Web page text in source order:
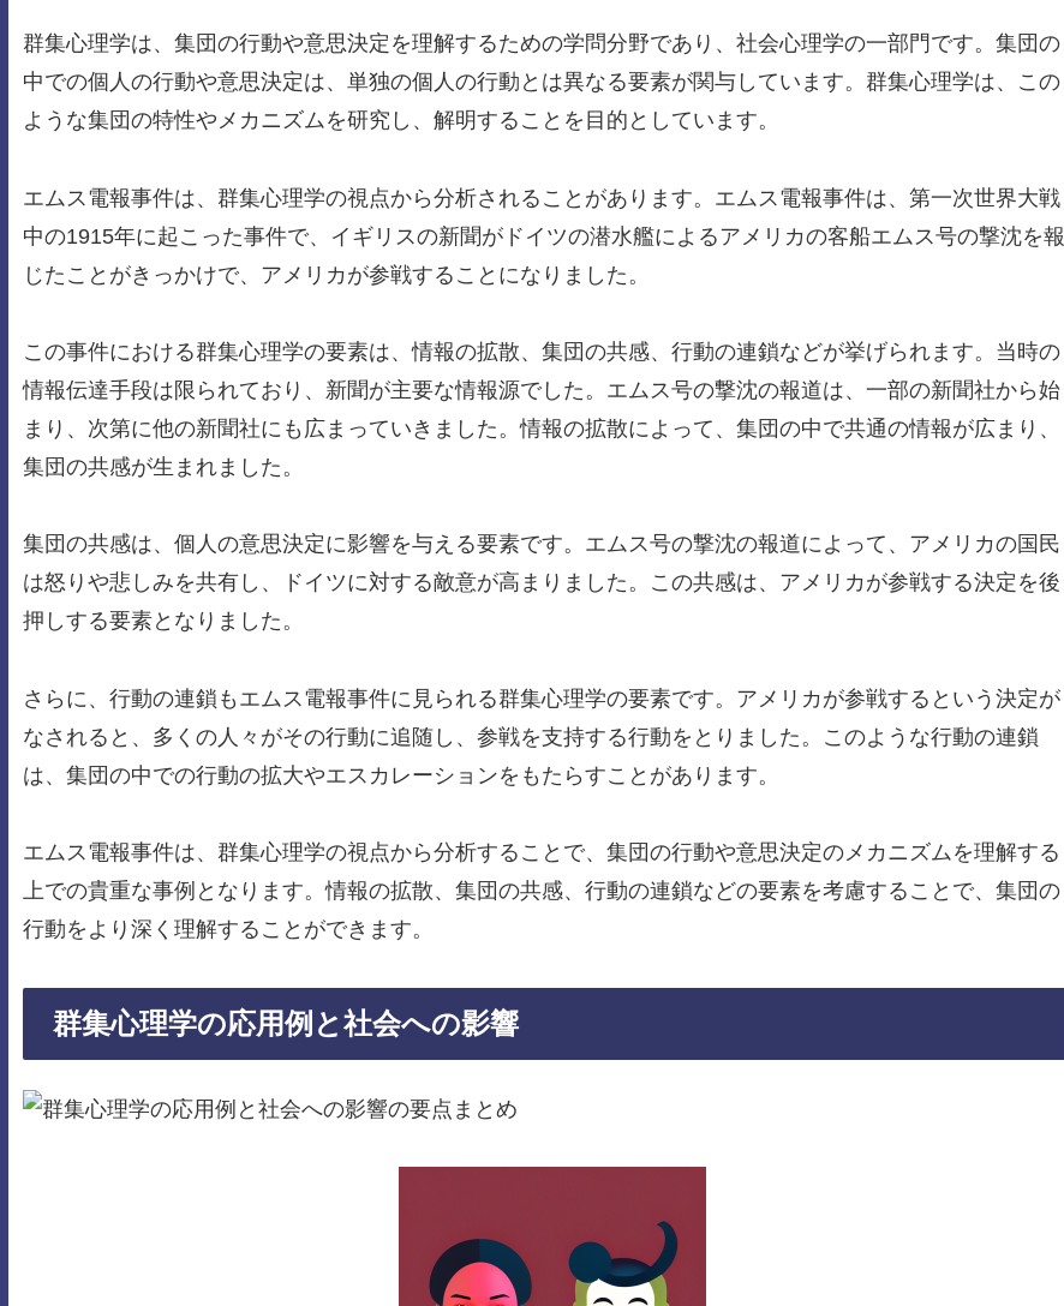
群集心理学は、集団の行動や意思決定を理解するための学問分野であり、社会心理学の一部門です。集団の
中での個人の行動や意思決定は、単独の個人の行動とは異なる要素が関与しています。群集心理学は、この
ような集団の特性やメカニズムを研究し、解明することを目的としています。
エムス電報事件は、群集心理学の視点から分析されることがあります。エムス電報事件は、第一次世界大戦
中の1915年に起こった事件で、イギリスの新聞がドイツの潜水艦によるアメリカの客船エムス号の撃沈を報
じたことがきっかけで、アメリカが参戦することになりました。
この事件における群集心理学の要素は、情報の拡散、集団の共感、行動の連鎖などが挙げられます。当時の
情報伝達手段は限られており、新聞が主要な情報源でした。エムス号の撃沈の報道は、一部の新聞社から始
まり、次第に他の新聞社にも広まっていきました。情報の拡散によって、集団の中で共通の情報が広まり、
集団の共感が生まれました。
集団の共感は、個人の意思決定に影響を与える要素です。エムス号の撃沈の報道によって、アメリカの国民
は怒りや悲しみを共有し、ドイツに対する敵意が高まりました。この共感は、アメリカが参戦する決定を後
押しする要素となりました。
さらに、行動の連鎖もエムス電報事件に見られる群集心理学の要素です。アメリカが参戦するという決定が
なされると、多くの人々がその行動に追随し、参戦を支持する行動をとりました。このような行動の連鎖
は、集団の中での行動の拡大やエスカレーションをもたらすことがあります。
エムス電報事件は、群集心理学の視点から分析することで、集団の行動や意思決定のメカニズムを理解する
上での貴重な事例となります。情報の拡散、集団の共感、行動の連鎖などの要素を考慮することで、集団の
行動をより深く理解することができます。
群集心理学の応用例と社会への影響